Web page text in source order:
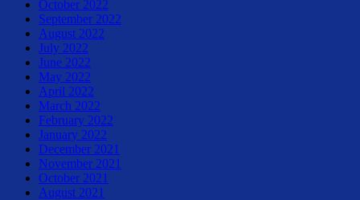
October 2022
September 2022
August 2022
July 2022
June 2022
May 2022
April 2022
March 2022
February 2022
January 2022
December 2021
November 2021
October 2021
August 2021